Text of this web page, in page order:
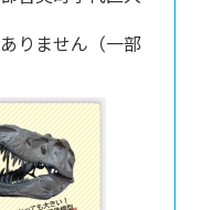
りません（一部